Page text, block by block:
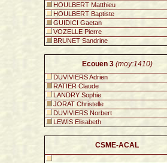
HOULBERT Matthieu
HOULBERT Baptiste
GUIDICI Gaetan
VOZELLE Pierre
BRUNET Sandrine
Ecouen 3 (moy:1410)
DUVIVIERS Adrien
RATIER Claude
LANDRY Sophie
JORAT Christelle
DUVIVIERS Norbert
LEWIS Elisabeth
CSME-ACAL